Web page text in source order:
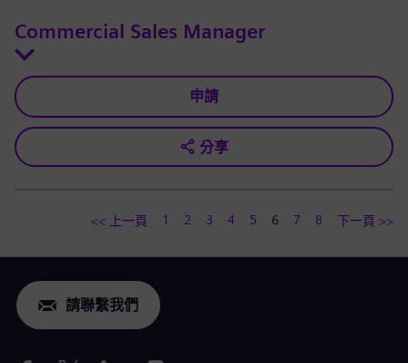
Commercial Sales Manager
申請
分享
<< 上一頁 1 2 3 4 5 6 7 8 下一頁 >>
請聯繫我們